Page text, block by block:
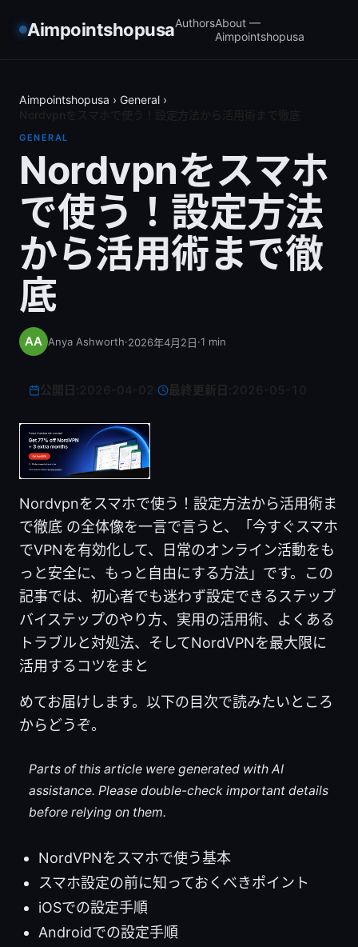
AimpointshopusaAuthorsAbout —
Aimpointshopusa
Aimpointshopusa › General ›
GENERAL
Nordvpnをスマホ
で使う！設定方法
から活用術まで徹
底
Anya Ashworth·2026年4月2日·1 min
最終更新日:
Nordvpnをスマホで使う！設定方法から活用術ま
で徹底 の全体像を一言で言うと、「今すぐスマホ
でVPNを有効化して、日常のオンライン活動をも
っと安全に、もっと自由にする方法」です。この
記事では、初心者でも迷わず設定できるステップ
バイステップのやり方、実用の活用術、よくある
トラブルと対処法、そしてNordVPNを最大限に
活用するコツをまと
めてお届けします。以下の目次で読みたいところ
からどうぞ。
Parts of this article were generated with AI
assistance. Please double-check important details
before relying on them.
NordVPNをスマホで使う基本
スマホ設定の前に知っておくべきポイント
iOSでの設定手順
Androidでの設定手順